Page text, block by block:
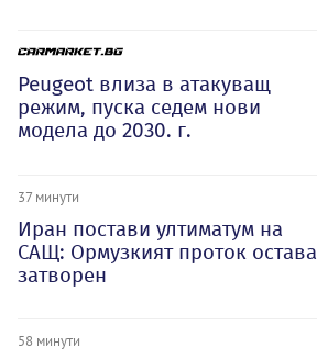
Peugeot влиза в атакуващ
режим, пуска седем нови
модела до 2030. г.
37 минути
Иран постави ултиматум на
САЩ: Ормузкият проток остава
затворен
58 минути